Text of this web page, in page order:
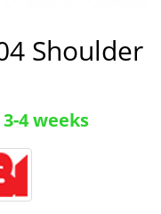
Shoulder
4 weeks